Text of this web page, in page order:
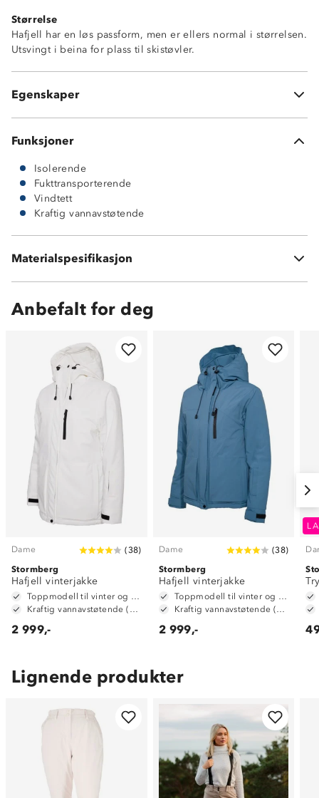
Størrelse
Hafjell har en løs passform, men er ellers normal i størrelsen.
Utsvingt i beina for plass til skistøvler.
Egenskaper
To sidelommer med glidelås
To trykknapper i front med borrelås
Forsterkninger på innsiden av beina
Glidelåsåpning nederst i beina for skoskift
Funksjoner
Isolerende
Fukttransporterende
Vindtett
Kraftig vannavstøtende
Materialspesifikasjon
100 % polyester
Anbefalt for deg
Dame (38)
Stormberg
Hafjell vinterjakke
2 999,-
Dame (38)
Stormberg
Hafjell vinterjakke
2 999,-
Lignende produkter